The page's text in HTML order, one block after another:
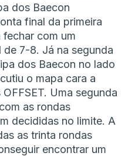
dos Baecon
final da primeira
com um
7-8. Já na segunda
dos Baecon no lado
o mapa cara a
Uma segunda
as rondas
decididas no limite. A
as trinta rondas
encontrar um